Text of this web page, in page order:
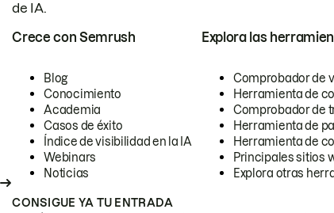
de IA.
Crece con Semrush
Blog
Conocimiento
Academia
Casos de éxito
Índice de visibilidad en la IA
Webinars
Noticias
Explora las
Comprobador de
Herramienta de
Comprobador de
Herramienta de
Herramienta de
Principales sitios
Explora otras
CONSIGUE YA TU ENTRADA